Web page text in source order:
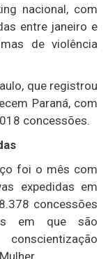
nacional, com
entre janeiro e
de violência
que registrou
Paraná, com
concessões.
foi o mês com
expedidas em
concessões
em que são